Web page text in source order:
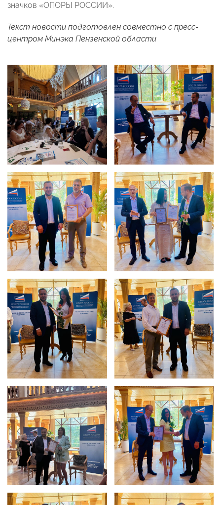
значков «ОПОРЫ РОССИИ».
Текст новости подготовлен совместно с пресс-
центром Минэка Пензенской области